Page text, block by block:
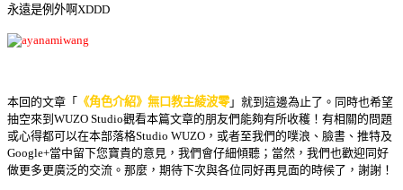
永遠是例外啊XDDD
本回的文章「 《角色介紹》無口教主綾波零」就到這邊為止了。同時也希望
抽空來到WUZO Studio觀看本篇文章的朋友們能夠有所收穫！有相關的問題
或心得都可以在本部落格Studio WUZO，或者至我們的噗浪、臉書、推特及
Google+當中留下您寶貴的意見，我們會仔細傾聽；當然，我們也歡迎同好
做更多更廣泛的交流。那麼，期待下次與各位同好再見面的時候了，謝謝！